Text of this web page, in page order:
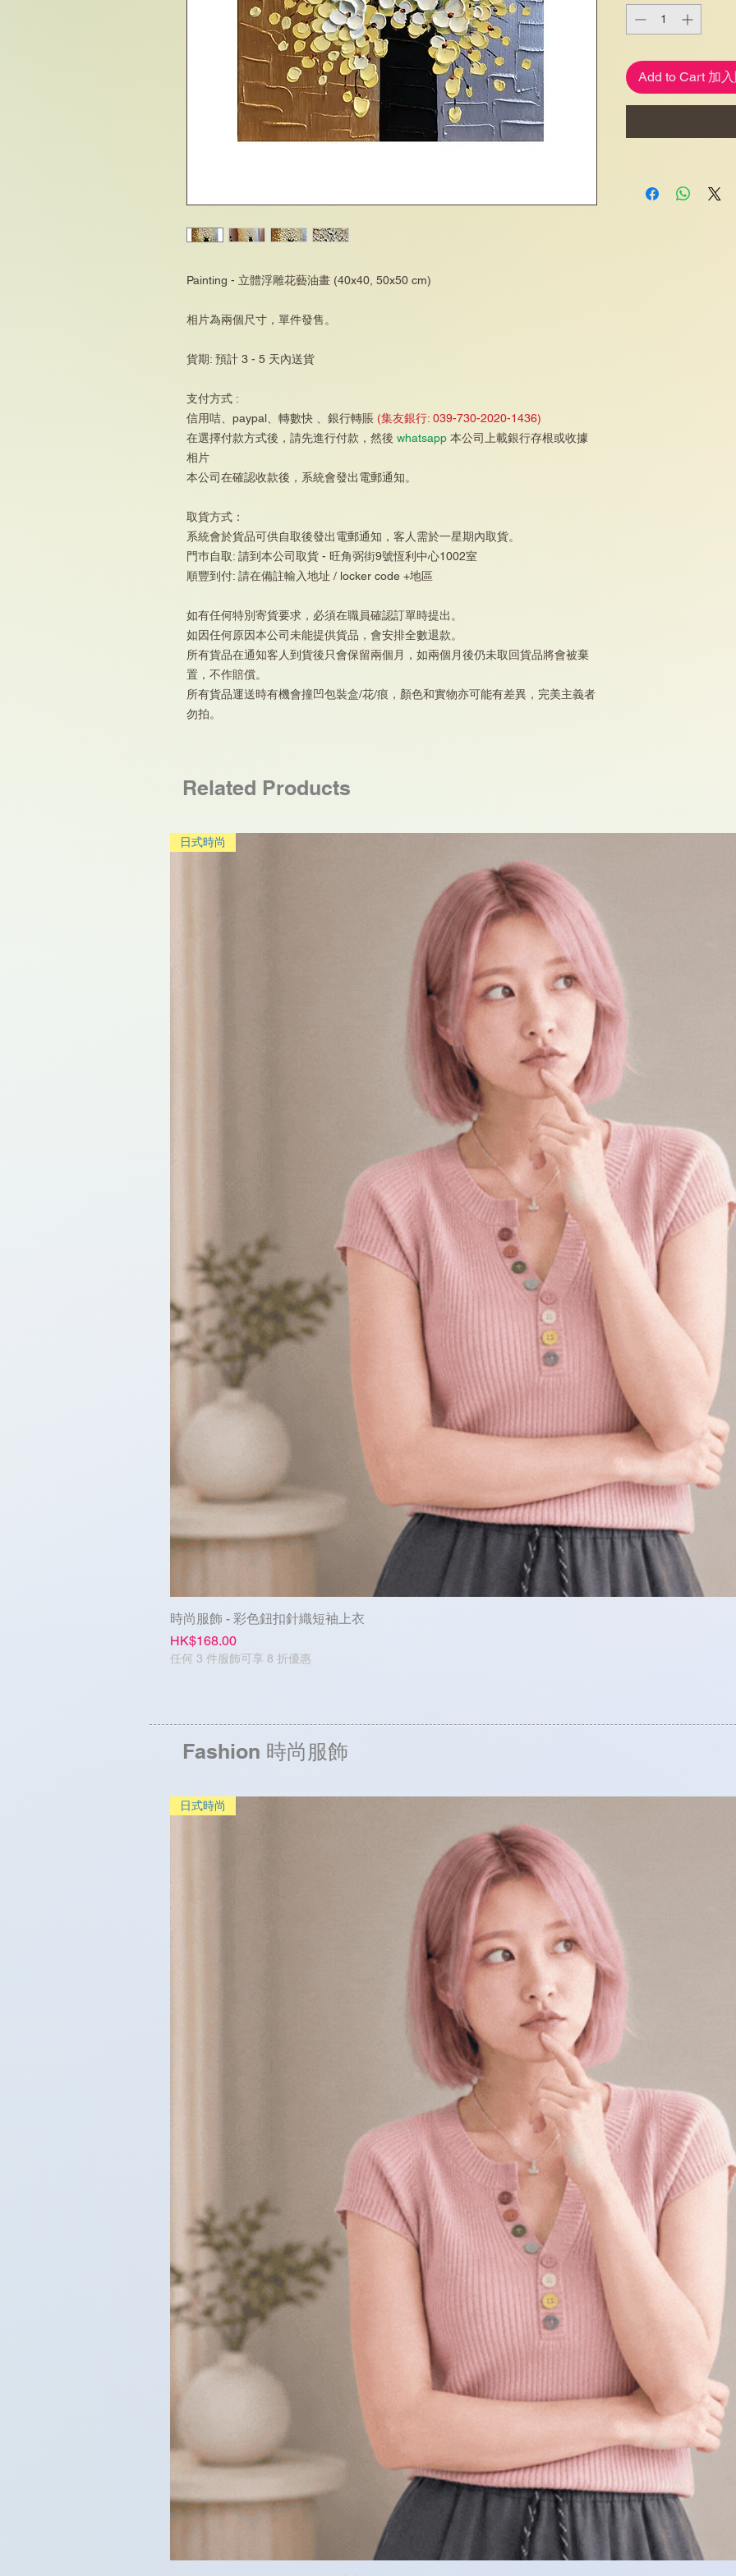
Painting - 立體浮雕花藝油畫 (40x40, 50x50 cm)
相片為兩個尺寸，單件發售。
貨期: 預計 3 - 5 天內送貨
支付方式 :
信用咭、paypal、轉數快 、銀行轉賬 (集友銀行: 039-730-2020-1436)
在選擇付款方式後，請先進行付款，然後 whatsapp 本公司上載銀行存根或收據
相片
本公司在確認收款後，系統會發出電郵通知。
取貨方式：
系統會於貨品可供自取後發出電郵通知，客人需於一星期內取貨。
門巿自取: 請到本公司取貨 - 旺角弼街9號恆利中心1002室
順豐到付: 請在備註輸入地址 / locker code +地區
如有任何特別寄貨要求，必須在職員確認訂單時提出。
如因任何原因本公司未能提供貨品，會安排全數退款。
所有貨品在通知客人到貨後只會保留兩個月，如兩個月後仍未取回貨品將會被棄
置，不作賠償。
所有貨品運送時有機會撞凹包裝盒/花/痕，顏色和實物亦可能有差異，完美主義者
勿拍。
Add to Cart 加
Related Products
日式時尚
時尚服飾 - 彩色鈕扣針織短袖上衣
Price
HK$168.00
任何 3 件服飾可享 8 折優惠
Fashion 時尚服飾
日式時尚